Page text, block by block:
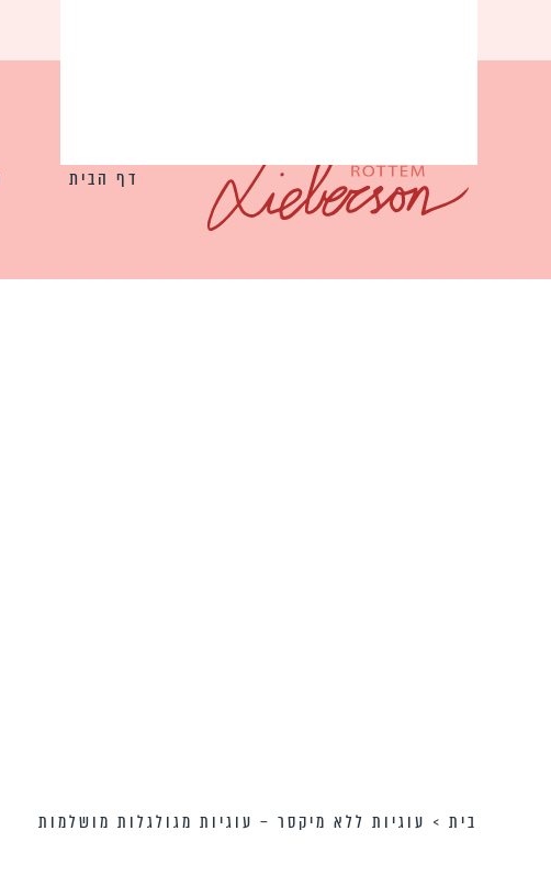
דף הבית
בית > עוגיות ללא מיקסר – עוגיות מגולגלות מושלמות